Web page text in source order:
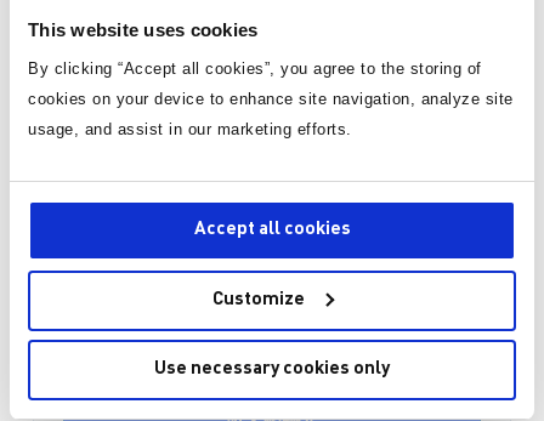
This website uses cookies
By clicking “Accept all cookies”, you agree to the storing of
cookies on your device to enhance site navigation, analyze site
usage, and assist in our marketing efforts.
Accept all cookies
Customize
Use necessary cookies only
1 ¥169.75
有货
3-10个工作日内到货。 每单运费仅为 5 美元。
MPS I2C Communication kit required
数量